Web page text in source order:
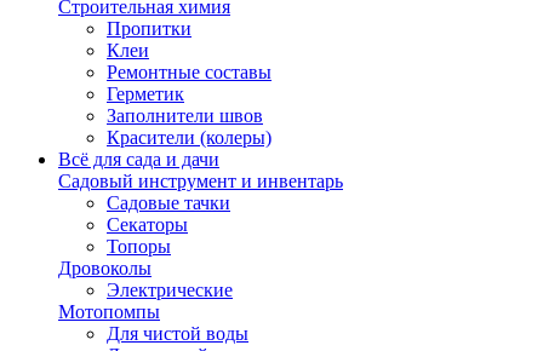
Строительная химия
Пропитки
Клеи
Ремонтные составы
Герметик
Заполнители швов
Красители (колеры)
Всё для сада и дачи
Садовый инструмент и инвентарь
Садовые тачки
Секаторы
Топоры
Дровоколы
Электрические
Мотопомпы
Для чистой воды